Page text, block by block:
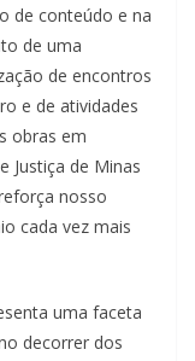
de conteúdo e na
de uma
de encontros
e de atividades
obras em
Justiça de Minas
nosso
cada vez mais
uma faceta
decorrer dos